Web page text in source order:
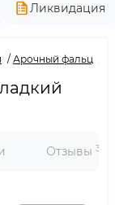
Ликвидация
Арочный фальц
Отзывы 3